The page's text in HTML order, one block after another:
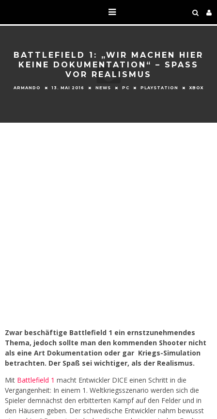
BATTLEFIELD 1: „WIR MACHEN HIER
KEINE DOKUMENTATION“ – SPASS V
OR REALISMUS
ARMANDO 13. MAI 2016 NEWS PC PLAYSTATION XBOX
Zwar beschäftige Battlefield 1 ein ernstzunehmendes
Thema, jedoch sollte man den kommenden Shooter nicht
als eine Art Dokumentation oder gar Kriegs-Simulation
betrachten. Der Spaß sei wichtiger, als der Realismus.
Mit Battlefield 1 macht Entwickler DICE einen Schritt in die
Vergangenheit: In einem 1. Weltkriegsszenario werden sich die
Spieler demnächst den erbitterten Kampf auf den Felder und in
den Häusern geben. Der schwedische Entwickler nahm bewusst